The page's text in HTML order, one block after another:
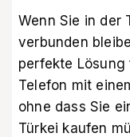
Wenn Sie in der
verbunden
perfekte Lösung
Telefon mit
ohne dass Sie
Türkei kaufen